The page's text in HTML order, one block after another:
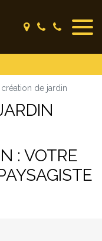
création de jardin
: VOTRE